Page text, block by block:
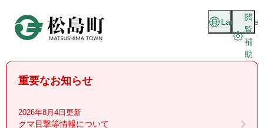
頭
閲
覧
補
助
Language
重要なお知らせ
2026年8月4日更新
クマ目撃等情報について